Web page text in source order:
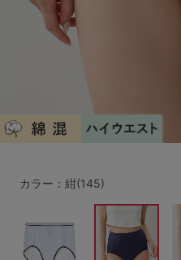
A60
B70
D70 D75
E65 E70
F65 F70
G75
H70
すべてのサ
カラー：紺(145)